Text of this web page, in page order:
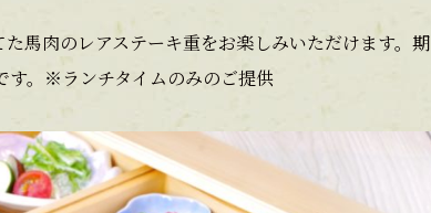
馬肉のレアステーキ重をお楽しみいただけます。期
す。※ランチタイムのみのご提供